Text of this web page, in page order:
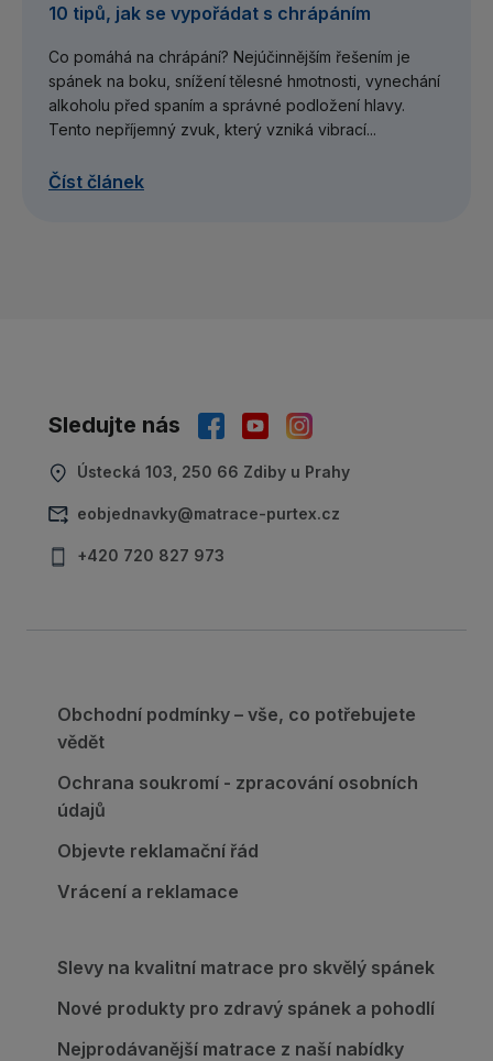
10 tipů, jak se vypořádat s chrápáním
Co pomáhá na chrápání? Nejúčinnějším řešením je
spánek na boku, snížení tělesné hmotnosti, vynechání
alkoholu před spaním a správné podložení hlavy.
Tento nepříjemný zvuk, který vzniká vibrací...
Číst článek
Sledujte nás
Ústecká 103, 250 66 Zdiby u Prahy
eobjednavky@matrace-purtex.cz
+420 720 827 973
Obchodní podmínky – vše, co potřebujete
vědět
Ochrana soukromí - zpracování osobních
údajů
Objevte reklamační řád
Vrácení a reklamace
Slevy na kvalitní matrace pro skvělý spánek
Nové produkty pro zdravý spánek a pohodlí
Nejprodávanější matrace z naší nabídky